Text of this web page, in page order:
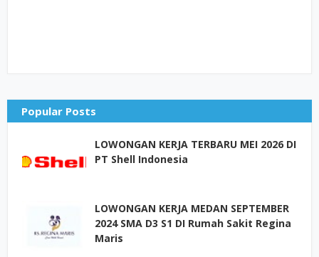
Popular Posts
LOWONGAN KERJA TERBARU MEI 2026 DI
PT Shell Indonesia
LOWONGAN KERJA MEDAN SEPTEMBER
2024 SMA D3 S1 DI Rumah Sakit Regina
Maris